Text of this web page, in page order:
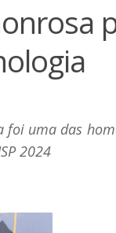
foi uma das
2024